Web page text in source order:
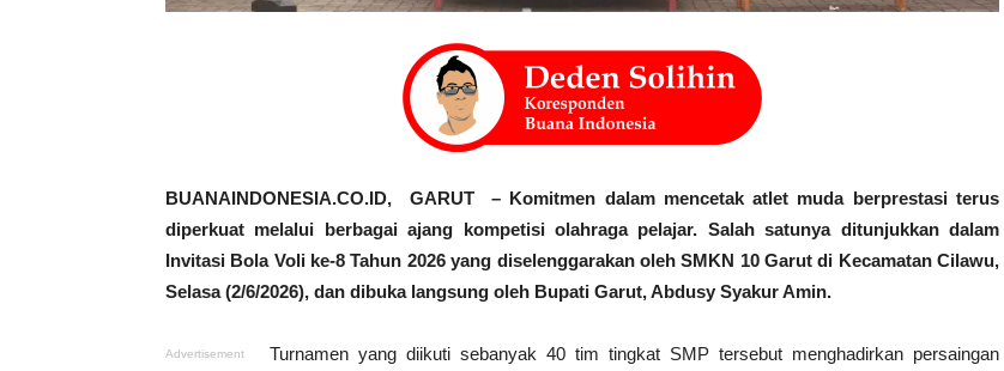
BUANAINDONESIA.CO.ID, GARUT – Komitmen dalam mencetak atlet muda berprestasi terus
diperkuat melalui berbagai ajang kompetisi olahraga pelajar. Salah satunya ditunjukkan dalam
Invitasi Bola Voli ke-8 Tahun 2026 yang diselenggarakan oleh SMKN 10 Garut di Kecamatan Cilawu,
Selasa (2/6/2026), dan dibuka langsung oleh Bupati Garut, Abdusy Syakur Amin.
Advertisement
Turnamen yang diikuti sebanyak 40 tim tingkat SMP tersebut menghadirkan persaingan